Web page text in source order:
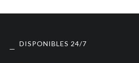
DISPONIBLES 24/7